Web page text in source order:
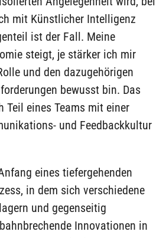
mit Künstlicher Intelligenz
ist der Fall. Meine
steigt, je stärker ich mir
und den dazugehörigen
bewusst bin. Das
Teil eines Teams mit einer
und Feedbackkultur
eines tiefergehenden
in dem sich verschiedene
und gegenseitig
Innovationen in